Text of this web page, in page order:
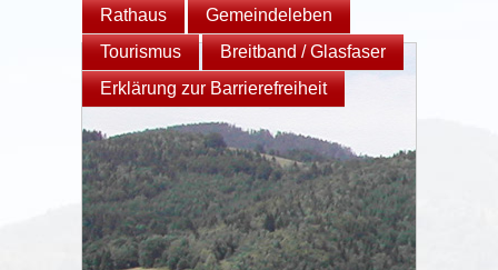
Rathaus
Gemeindeleben
Tourismus
Breitband / Glasfaser
Erklärung zur Barrierefreiheit